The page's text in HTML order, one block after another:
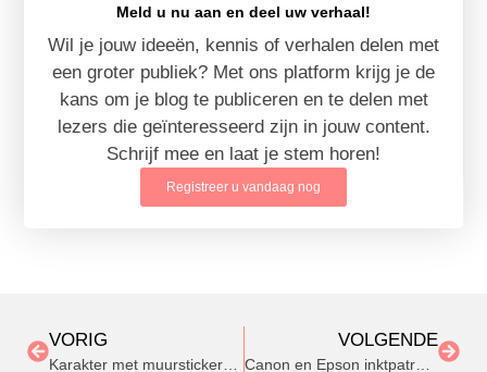
Meld u nu aan en deel uw verhaal!
Wil je jouw ideeën, kennis of verhalen delen met
een groter publiek? Met ons platform krijg je de
kans om je blog te publiceren en te delen met
lezers die geïnteresseerd zijn in jouw content.
Schrijf mee en laat je stem horen!
Registreer u vandaag nog
VORIG VOLGENDE
Canon en Epson inktpatronen voordelig online kopen